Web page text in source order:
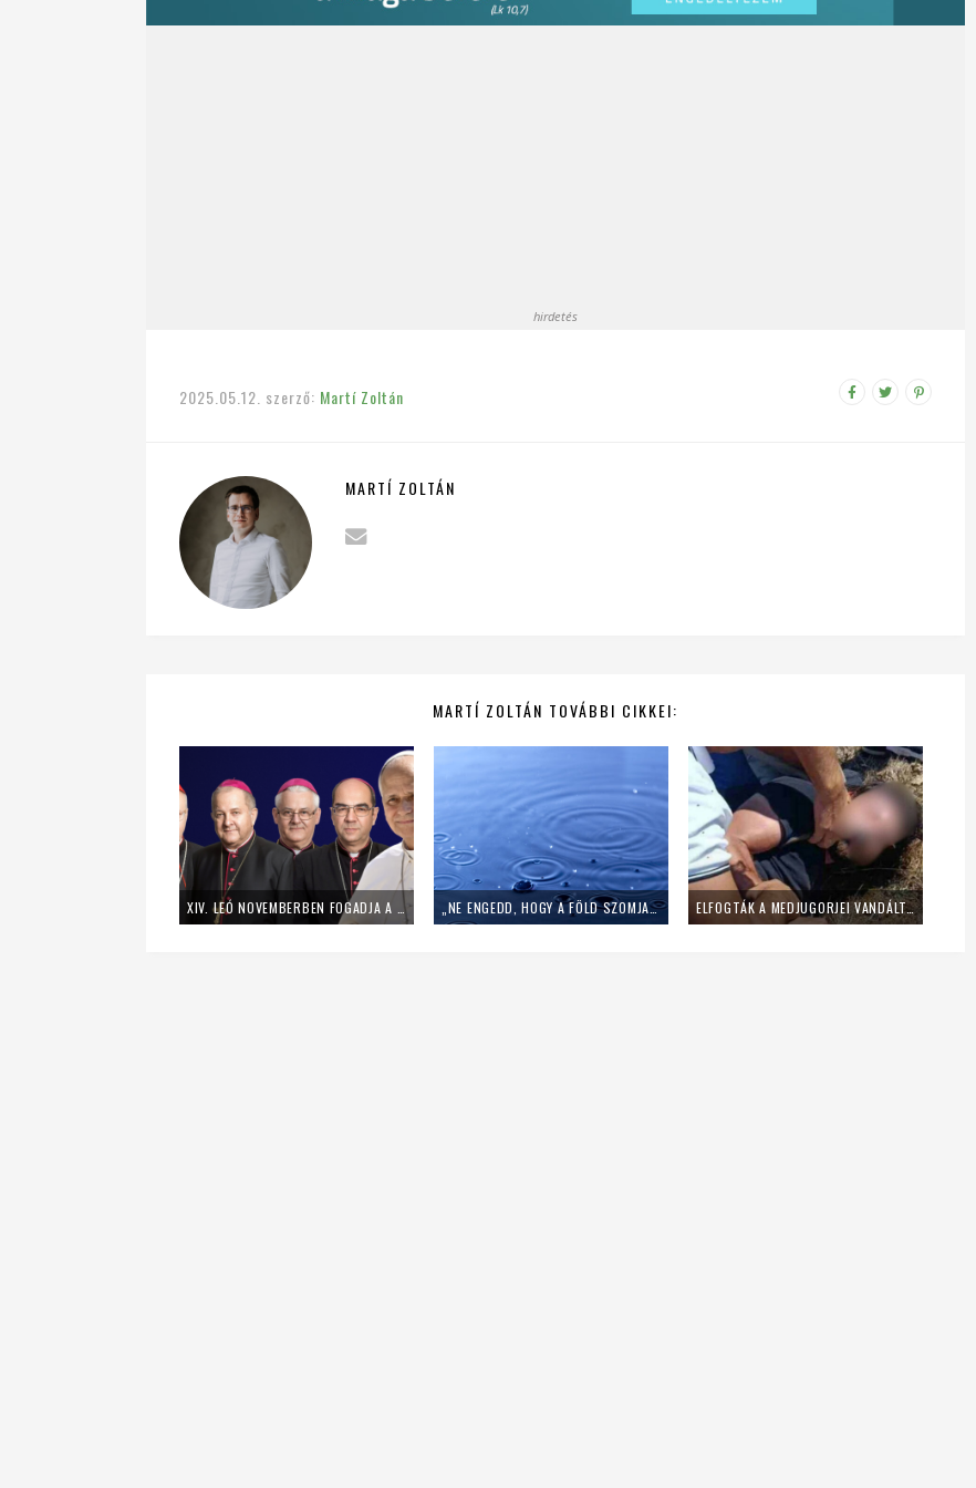
hirdetés
2025.05.12. szerző: Martí Zoltán
MARTÍ ZOLTÁN
MARTÍ ZOLTÁN TOVÁBBI CIKKEI:
XIV. LEÓ NOVEMBERBEN FOGADJA A MAGYAR PÜSPÖKÖKET – TÖRTÉNELMI ÁTRENDEZŐDÉS ELŐTT A MAGYAR EGYHÁZ „NE ENGEDD, HOGY A FÖLD SZOMJAZZON” – 7 GYÖNYÖRŰ FOHÁSZ ESŐÉRT ELFOGTÁK A MEDJUGORJEI VANDÁLT, AKI FELGYÚJTOTTA AZ OLTÁRT ÉS SÁTÁNISTA FELIRATOKAT ÍRT A MÁRIA-SZOBROKRA – SAJTÓHÍR